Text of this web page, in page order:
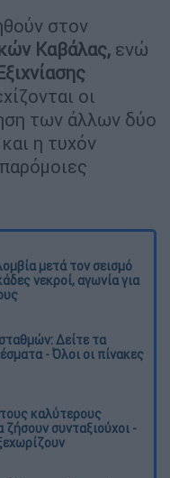
στον
Καβάλας, ενώ
οι
των άλλων δύο
η τυχόν
μετά τον σεισμό
νεκροί, αγωνία για
Δείτε τα
- Όλοι οι πίνακες
καλύτερους
ζήσουν συνταξιούχοι -